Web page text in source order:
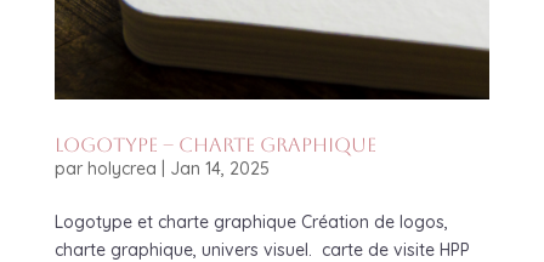
Logotype – charte graphique
par holycrea Jan 14, 2025
Logotype et charte graphique Création de logos,
charte graphique, univers visuel. carte de visite HPP